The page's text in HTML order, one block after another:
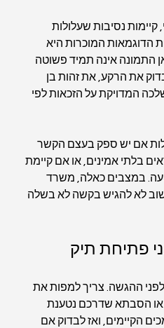
נסיבות שעלולות
הדוגמאות המוכרות היא
התמונה אינה תמיד פשוטה
את הרקע, את זהות בן
המדויקת על הזכאות לפי
אם יש ספק בעצם הקשר
בלתי אמינים, או אם קיימת
במצבים כאלה, משרד
לא להגיש בקשה לא בשלה
פתיחת תיק
ההגשה. צריך למפות את
הסבתא שדרכם נטענת
הקיימים, ואז לבדוק אם